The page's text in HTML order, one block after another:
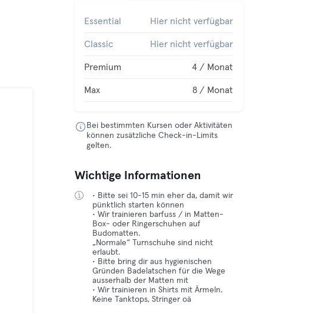
Essential Hier nicht verfügbar
Classic Hier nicht verfügbar
Premium 4 / Monat
Max 8 / Monat
Bei bestimmten Kursen oder Aktivitäten
können zusätzliche Check-in-Limits
gelten.
Wichtige Informationen
• Bitte sei 10-15 min eher da, damit wir
pünktlich starten können
• Wir trainieren barfuss / in Matten-
Box- oder Ringerschuhen auf
Budomatten.
„Normale“ Turnschuhe sind nicht
erlaubt.
• Bitte bring dir aus hygienischen
Gründen Badelatschen für die Wege
ausserhalb der Matten mit
• Wir trainieren in Shirts mit Ärmeln.
Keine Tanktops, Stringer oä